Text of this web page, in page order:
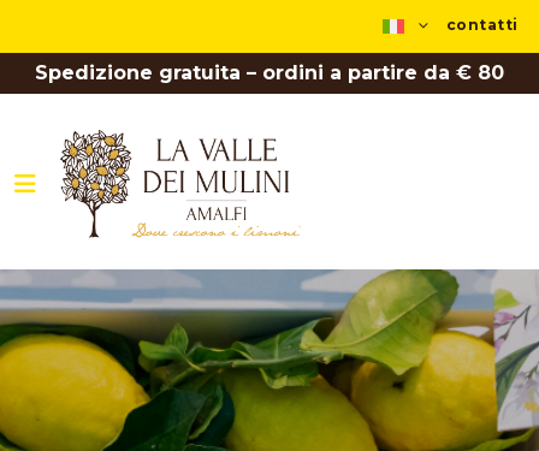
contatti
Spedizione gratuita – ordini a partire da € 80